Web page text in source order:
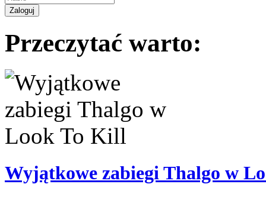
Przeczytać warto:
Wyjątkowe zabiegi Thalgo w